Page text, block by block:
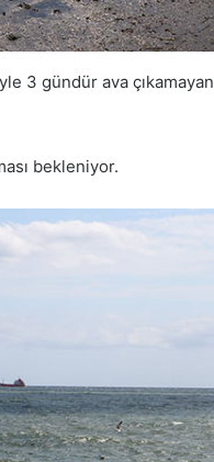
3 gündür ava çıkamayan
bekleniyor.